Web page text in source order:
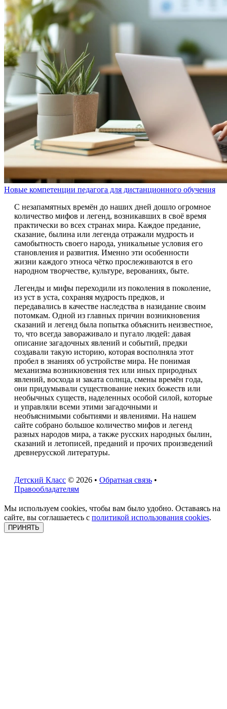
Новые компетенции педагога для дистанционного обучения
С незапамятных времён до наших дней дошло огромное
количество мифов и легенд, возникавших в своё время
практически во всех странах мира. Каждое предание,
сказание, былина или легенда отражали мудрость и
самобытность своего народа, уникальные условия его
становления и развития. Именно эти особенности
жизни каждого этноса чётко прослеживаются в его
народном творчестве, культуре, верованиях, быте.
Легенды и мифы переходили из поколения в поколение,
из уст в уста, сохраняя мудрость предков, и
передавались в качестве наследства в назидание своим
потомкам. Одной из главных причин возникновения
сказаний и легенд была попытка объяснить неизвестное,
то, что всегда завораживало и пугало людей: давая
описание загадочных явлений и событий, предки
создавали такую историю, которая восполняла этот
пробел в знаниях об устройстве мира. Не понимая
механизма возникновения тех или иных природных
явлений, восхода и заката солнца, смены времён года,
они придумывали существование неких божеств или
необычных существ, наделенных особой силой, которые
и управляли всеми этими загадочными и
необъяснимыми событиями и явлениями. На нашем
сайте собрано большое количество мифов и легенд
разных народов мира, а также русских народных былин,
сказаний и летописей, преданий и прочих произведений
древнерусской литературы.
Детский Класс © 2026 • Обратная связь •
Правообладателям
Мы используем cookies, чтобы вам было удобно. Оставаясь на
сайте, вы соглашаетесь с политикой использования cookies.
ПРИНЯТЬ